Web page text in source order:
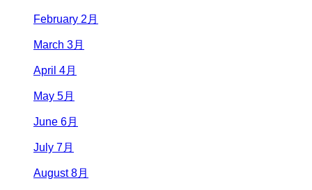
February 2月
March 3月
April 4月
May 5月
June 6月
July 7月
August 8月